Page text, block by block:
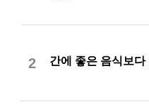
2 간에 좋은 음식보